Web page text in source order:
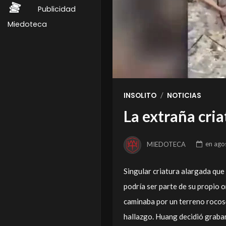
Publicidad
Miedoteca
INSOLITO / NOTICIAS
La extraña
MIEDOTECA en
Singular criatura alargada que
podría ser parte de su propio
caminaba por un terreno
hallazgo. Huang decidió